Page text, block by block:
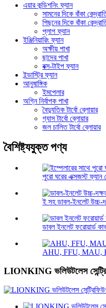
এয়ার কন্ডিশনিং ফ্যান
সামনের দিকে বাঁকা
পিছনের দিকে বাঁকা
প্লাগ ফ্যান
ইঞ্জিনিয়ারিং ফ্যান
অক্ষীয় পাখা
ছাদের পাখা
বক্স-টাইপ ফ্যান
ইন্ডাস্ট্রি ফ্যান
আনুষাঙ্গিক
ইমপেলার
অগ্নি নির্বাপক পাখা
বৈদ্যুতিক টার্বো ব্লোয়ার
গ্যাস টার্বো ব্লোয়ার
জল চালিত টার্বো ব্লোয়ার
বৈশিষ্ট্যযুক্ত পণ্য
পুরো ঘরের এক্সজস্ট ফ্যান
ই সহ ডাবল-ইনলেট উচ্চ-
ডাবল ইনলেট ফরোয়ার্ড
AHU, FFU, MAU,
LIONKING ভলিউটলেস